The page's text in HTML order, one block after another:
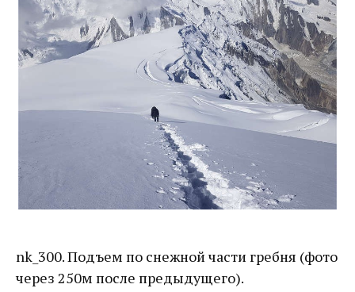
nk_300. Подъем по снежной части гребня (фото
через 250м после предыдущего).